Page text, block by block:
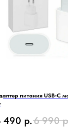
питания USB‑C
490 р.6 990 р.